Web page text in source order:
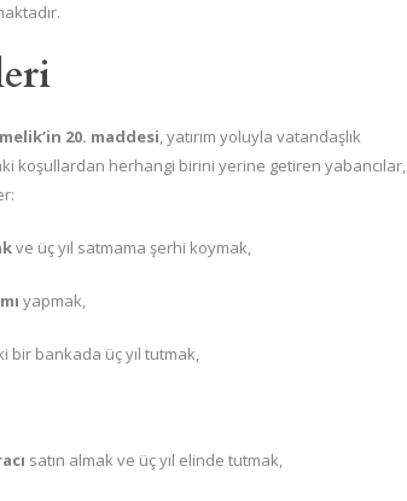
20. maddesi, yatırım yoluyla vatandaşlık
koşullardan herhangi birini yerine getiren yabancılar,
ve üç yıl satmama şerhi koymak,
yapmak,
bir bankada üç yıl tutmak,
satın almak ve üç yıl elinde tutmak,